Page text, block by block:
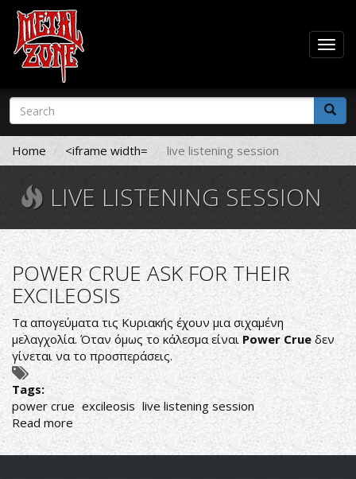
Skip
main
content
Search
form
Search
Home <iframe width= live listening session
LIVE LISTENING SESSION
POWER CRUE ASK FOR THEIR
EXCILEOSIS
Τα απογεύματα τις Κυριακής έχουν μια σιχαμένη
μελαγχολία. Όταν όμως το κάλεσμα είναι Power Crueδεν
γίνεται να το προσπεράσεις.
Tags:
power crue excileosis live listening session
Read more about
POWER
CRUE